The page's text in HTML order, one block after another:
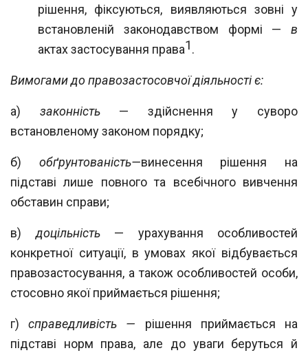
рішення, фіксуються, виявляються зовні у
встановленій законодавством формі — в
актах застосування права1.
Вимогами до правозастосовчої діяльності є:
а) законність — здійснення у суворо
встановленому законом порядку;
б) обґрунтованість—винесення рішення на
підставі лише повного та всебічного вивчення
обставин справи;
в) доцільність — урахування особливостей
конкретної ситуації, в умовах якої відбувається
правозастосування, а також особливостей особи,
стосовно якої приймається рішення;
г) справедливість — рішення приймається на
підставі норм права, але до уваги беруться й